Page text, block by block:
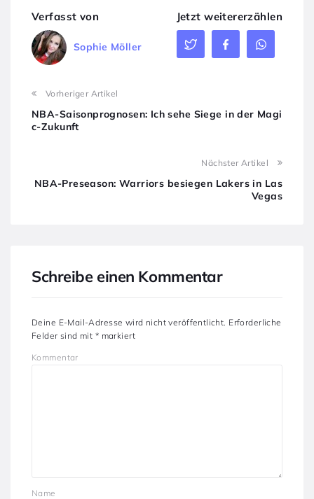
Verfasst von
Sophie Möller
Jetzt weitererzählen
Vorheriger Artikel
NBA-Saisonprognosen: Ich sehe Siege in der Magi
c-Zukunft
Nächster Artikel
NBA-Preseason: Warriors besiegen Lakers in Las
Vegas
Schreibe einen Kommentar
Deine E-Mail-Adresse wird nicht veröffentlicht. Erforderliche
Felder sind mit * markiert
Kommentar
Name